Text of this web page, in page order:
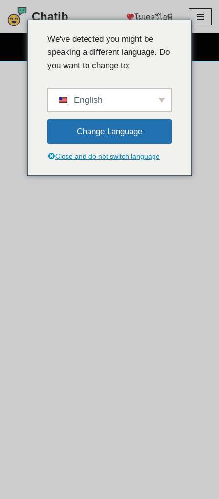
ข้าม
เนื้อหา
Chatib โมเดลวีไอพี
We've detected you might be
speaking a different language. Do
you want to change to:
English
Change Language
Close and do not switch language